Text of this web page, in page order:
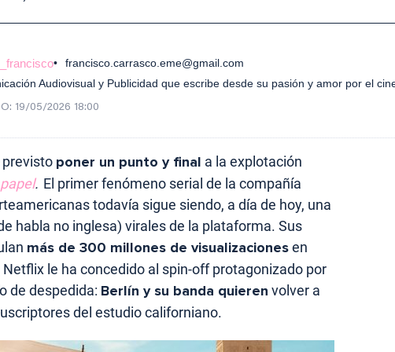
francisco.carrasco.eme@gmail.com
Audiovisual y Publicidad que escribe desde su pasión y amor por el
19/05/2026 18:00
previsto poner un punto y final a la explotación
. El primer fenómeno serial de la compañía
todavía sigue siendo, a día de hoy, una
habla no inglesa) virales de la plataforma. Sus
más de 300 millones de visualizacionesen
le ha concedido al spin-off protagonizado por
de despedida: Berlín y su banda quieren volver a
del estudio californiano.